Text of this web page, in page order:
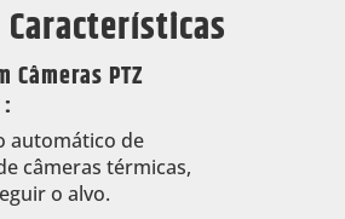
Câmeras PTZ
automático de
câmeras térmicas,
o alvo.